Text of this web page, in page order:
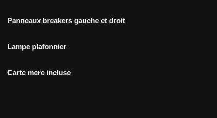
Panneaux breakers gauche et droit
Lampe plafonnier
Carte mere incluse